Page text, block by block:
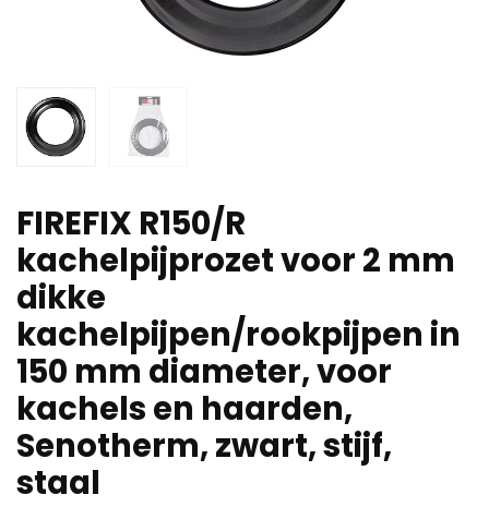
FIREFIX R150/R
kachelpijprozet voor 2 mm
dikke
kachelpijpen/rookpijpen in
150 mm diameter, voor
kachels en haarden,
Senotherm, zwart, stijf,
staal